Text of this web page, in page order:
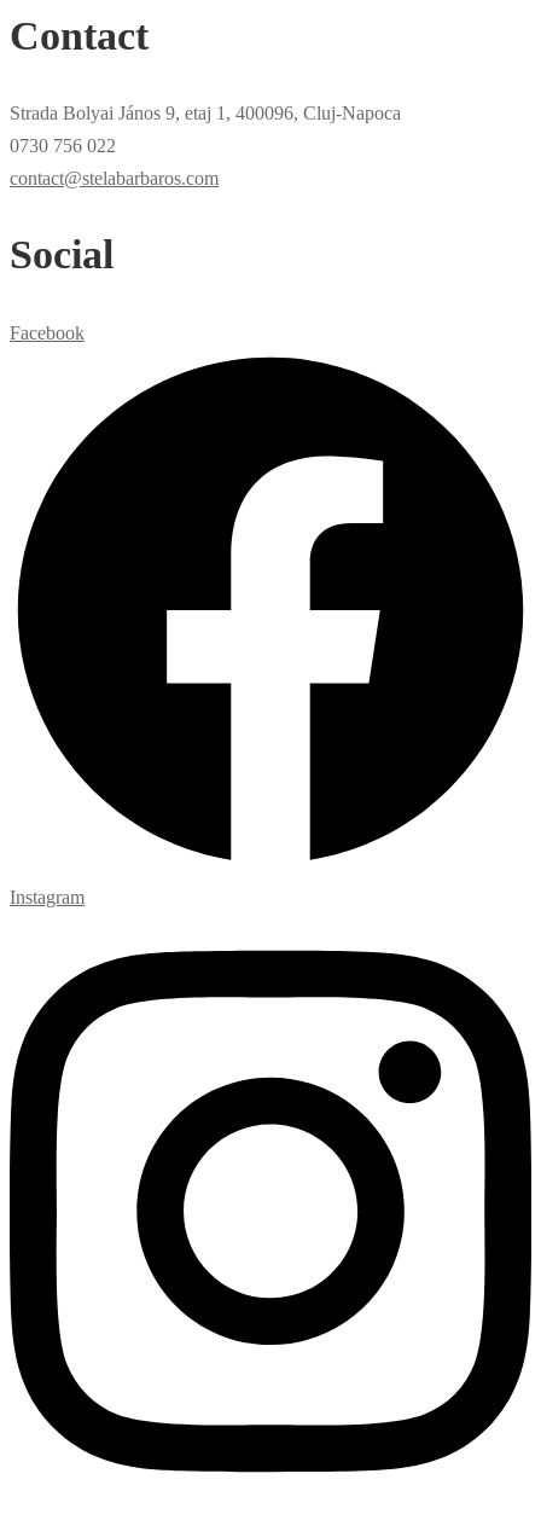
Contact
Strada Bolyai János 9, etaj 1, 400096, Cluj-Napoca
0730 756 022
contact@stelabarbaros.com
Social
Facebook
Instagram